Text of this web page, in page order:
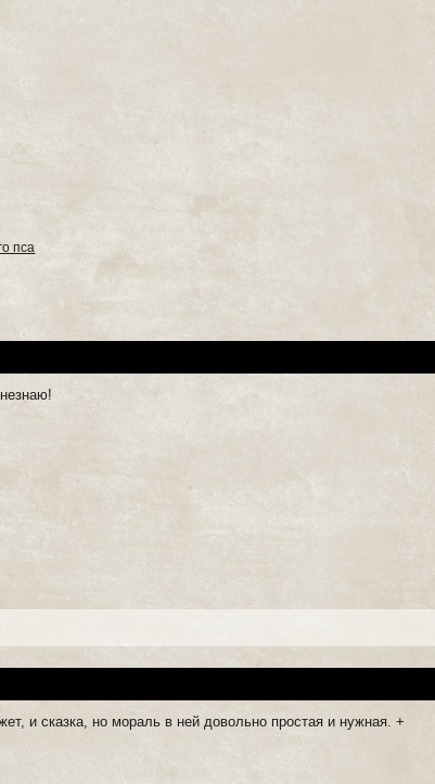
пса
и сказка, но мораль в ней довольно простая и нужная. +